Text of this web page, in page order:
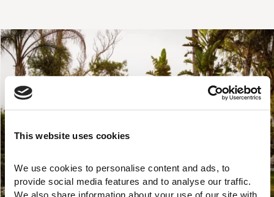
This website uses cookies
We use cookies to personalise content and ads, to
provide social media features and to analyse our traffic.
We also share information about your use of our site with